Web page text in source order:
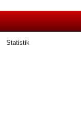
Statistik